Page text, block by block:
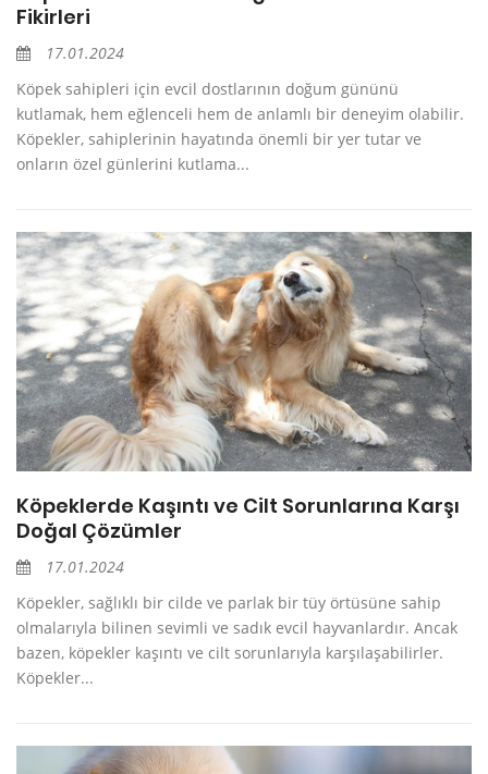
Fikirleri
17.01.2024
Köpek sahipleri için evcil dostlarının doğum gününü
kutlamak, hem eğlenceli hem de anlamlı bir deneyim olabilir.
Köpekler, sahiplerinin hayatında önemli bir yer tutar ve
onların özel günlerini kutlama...
Köpeklerde Kaşıntı ve Cilt Sorunlarına Karşı
Doğal Çözümler
17.01.2024
Köpekler, sağlıklı bir cilde ve parlak bir tüy örtüsüne sahip
olmalarıyla bilinen sevimli ve sadık evcil hayvanlardır. Ancak
bazen, köpekler kaşıntı ve cilt sorunlarıyla karşılaşabilirler.
Köpekler...